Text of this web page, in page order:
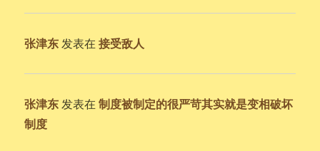
张津东 发表在接受敌人
张津东 发表在制度被制定的很严苛其实就是变相破坏
制度